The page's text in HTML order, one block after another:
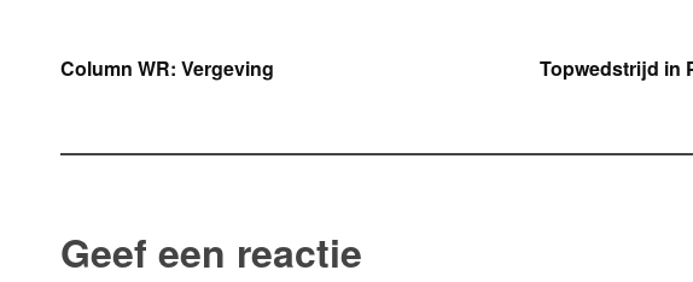
Bericht
Column WR: Vergeving Topwedstrijd in
Geef een reactie